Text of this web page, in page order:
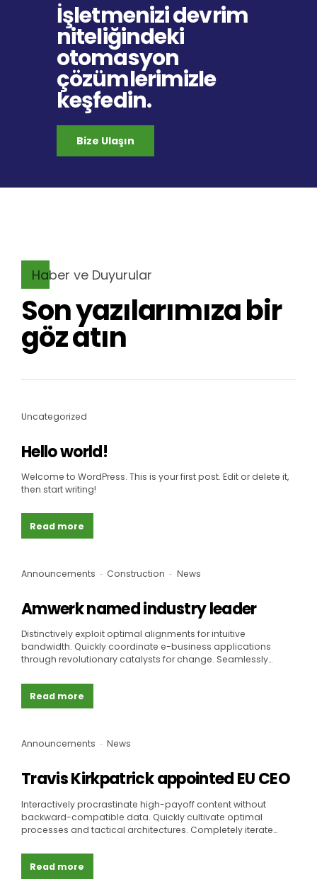
İşletmenizi devrim
niteliğindeki
otomasyon
çözümlerimizle
keşfedin.
Bize Ulaşın
Haber ve Duyurular
Son yazılarımıza bir
göz atın
Uncategorized
Hello world!
Welcome to WordPress. This is your first post. Edit or delete it,
then start writing!
Read more
Announcements Construction News
Amwerk named industry leader
Distinctively exploit optimal alignments for intuitive
bandwidth. Quickly coordinate e-business applications
through revolutionary catalysts for change. Seamlessly
and-clicks processes.
Read more
Announcements News
Travis Kirkpatrick appointed EU CEO
Interactively procrastinate high-payoff content without
backward-compatible data. Quickly cultivate optimal
processes and tactical architectures. Completely iterate
Read more